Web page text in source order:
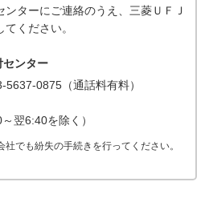
ターにご連絡のうえ、三菱ＵＦＪ
ください。
センター
0875（通話料有料）
翌6:40を除く）
でも紛失の手続きを行ってください。